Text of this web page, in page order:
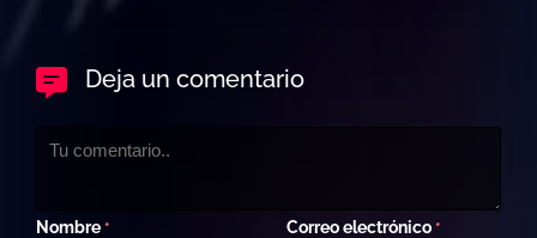
Deja un comentario
Nombre * Correo electrónico *